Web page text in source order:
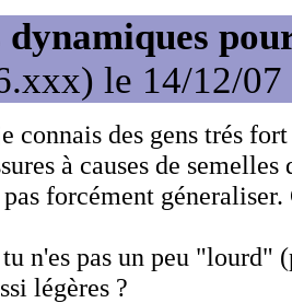
dynamiques
le 14/12/07
connais des gens trés
à causes de
forcément géneraliser.
n'es pas un peu "lourd"
légères ?